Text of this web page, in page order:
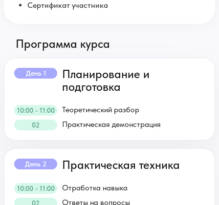
Сертификат участника
Программа курса
День 1
Планирование и
подготовка
10:00 - 11:00 Теоретический разбор
02 Практическая демонстрация
День 2 Практическая техника
10:00 - 11:00 Отработка навыка
02 Ответы на вопросы